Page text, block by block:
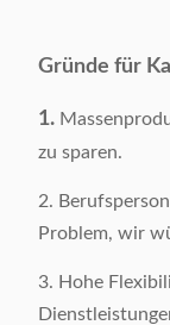
Kategorie:
Art:
Produkt-Größe:
Gründe für
1.
zu sparen.
2.
Problem, wir
3. Hohe